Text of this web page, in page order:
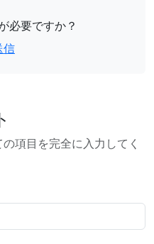
項目を完全に入力してく
必要ですか？
信